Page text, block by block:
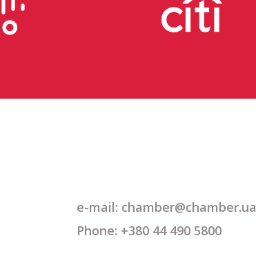
e-mail: chamber@chamber.ua
Phone: +380 44 490 5800